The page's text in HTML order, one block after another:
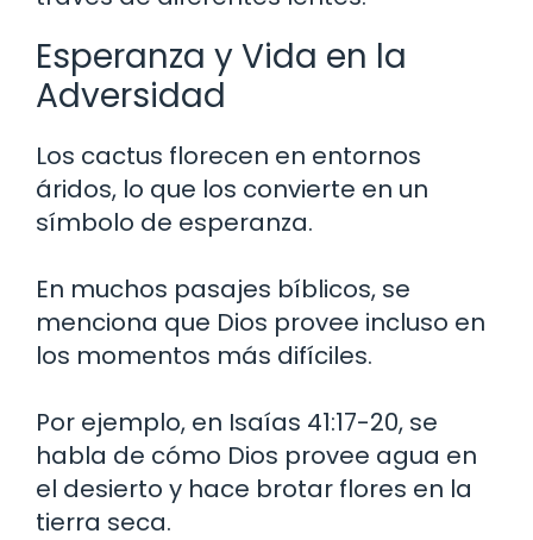
Esperanza y Vida en la
Adversidad
Los cactus florecen en entornos
áridos, lo que los convierte en un
símbolo de esperanza.
En muchos pasajes bíblicos, se
menciona que Dios provee incluso en
los momentos más difíciles.
Por ejemplo, en Isaías 41:17-20, se
habla de cómo Dios provee agua en
el desierto y hace brotar flores en la
tierra seca.